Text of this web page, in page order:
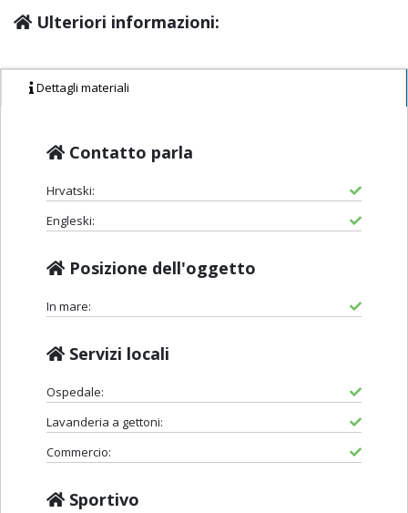
Ulteriori informazioni:
Dettagli materiali
Contatto parla
Hrvatski:
Engleski:
Posizione dell'oggetto
In mare:
Servizi locali
Ospedale:
Lavanderia a gettoni:
Commercio:
Sportivo